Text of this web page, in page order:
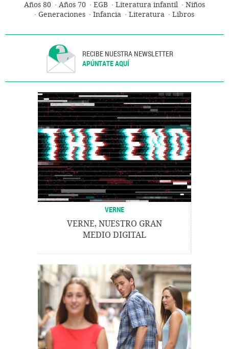
Años 80 Años 70 EGB Literatura infantil
Niños
Generaciones
Infancia Literatura Libros
RECIBE NUESTRA NEWSLETTER
APÚNTATE AQUÍ
VERNE
VERNE, NUESTRO GRAN
MEDIO DIGITAL